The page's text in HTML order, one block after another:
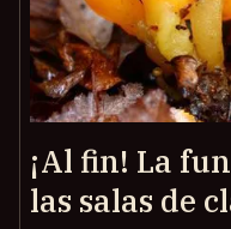
¡Al fin! La
las salas de